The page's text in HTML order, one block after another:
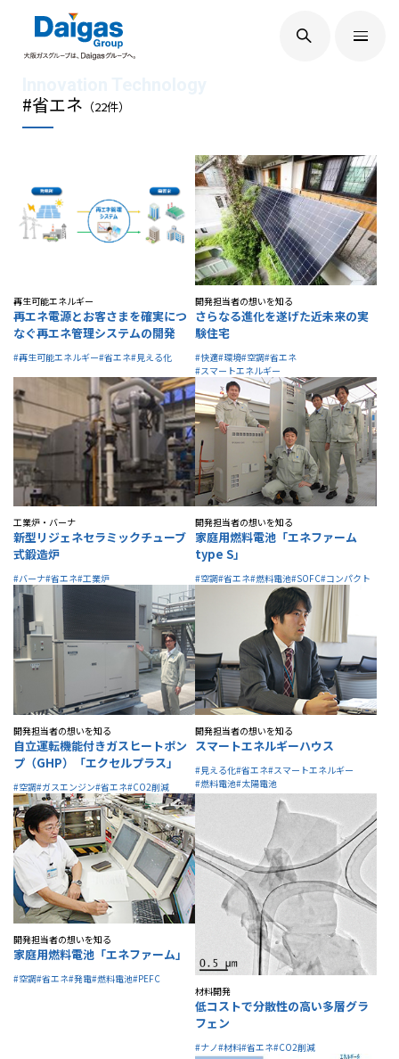
EN / JP
社会貢献
技術開発
サステナビリティ
IR情報
採用情報
プレスリリース
ソーシャルメディア一覧
#省エネ （22件）
再生可能エネルギー
再エネ電源とお客さまを確実につ
なぐ再エネ管理システムの開発
#再生可能エネルギー#省エネ#見える化
開発担当者の想いを知る
さらなる進化を遂げた近未来の実
験住宅
#快適#環境#空調#省エネ
#スマートエネルギー
工業炉・バーナ
新型リジェネセラミックチューブ
式鍛造炉
#バーナ#省エネ#工業炉
開発担当者の想いを知る
家庭用燃料電池「エネファーム
type S」
#空調#省エネ#燃料電池#SOFC#コンパクト
開発担当者の想いを知る
自立運転機能付きガスヒートポン
プ（GHP）「エクセルプラス」
#空調#ガスエンジン#省エネ#CO2削減
開発担当者の想いを知る
スマートエネルギーハウス
#見える化#省エネ#スマートエネルギー
#燃料電池#太陽電池
開発担当者の想いを知る
家庭用燃料電池「エネファーム」
#空調#省エネ#発電#燃料電池#PEFC
材料開発
低コストで分散性の高い多層グラ
フェン
#ナノ#材料#省エネ#CO2削減